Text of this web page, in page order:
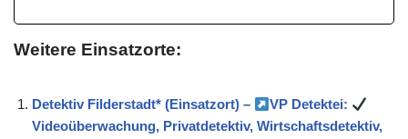
Weitere Einsatzorte:
Detektiv Filderstadt* (Einsatzort) –
VP Detektei:
Videoüberwachung, Privatdetektiv, Wirtschaftsdetektiv,